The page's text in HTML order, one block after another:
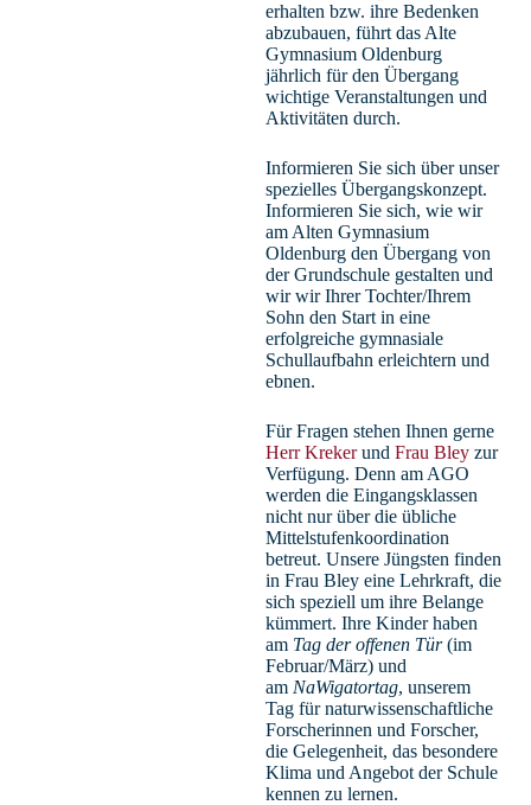
erhalten bzw. ihre Bedenken
abzubauen, führt das Alte
Gymnasium Oldenburg
jährlich für den Übergang
wichtige Veranstaltungen und
Aktivitäten durch.
Informieren Sie sich über unser
spezielles Übergangskonzept.
Informieren Sie sich, wie wir
am Alten Gymnasium
Oldenburg den Übergang von
der Grundschule gestalten und
wir wir Ihrer Tochter/Ihrem
Sohn den Start in eine
erfolgreiche gymnasiale
Schullaufbahn erleichtern und
ebnen.
Für Fragen stehen Ihnen gerne
Herr Krekerund Frau Bley zur
Verfügung. Denn am AGO
werden die Eingangsklassen
nicht nur über die übliche
Mittelstufenkoordination
betreut. Unsere Jüngsten finden
in Frau Bley eine Lehrkraft, die
sich speziell um ihre Belange
kümmert. Ihre Kinder haben
am Tag der offenen Tür(im
Februar/März) und
am NaWigatortag, unserem
Tag für naturwissenschaftliche
Forscherinnen und Forscher,
die Gelegenheit, das besondere
Klima und Angebot der Schule
kennen zu lernen.